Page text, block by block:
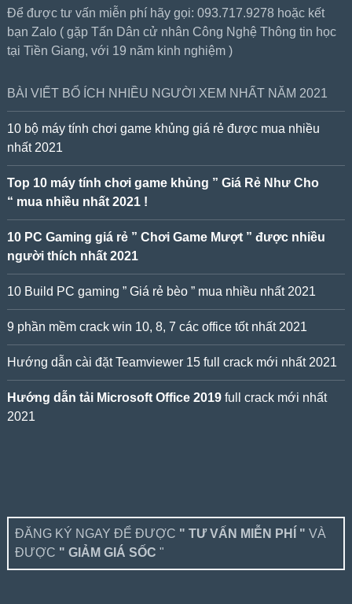
Để được tư vấn miễn phí hãy gọi: 093.717.9278 hoặc kết
bạn Zalo ( gặp Tấn Dân cử nhân Công Nghệ Thông tin học
tại Tiền Giang, với 19 năm kinh nghiệm )
BÀI VIẾT BỔ ÍCH NHIỀU NGƯỜI XEM NHẤT NĂM 2021
10 bộ máy tính chơi game khủng giá rẻ được mua nhiều
nhất 2021
Top 10 máy tính chơi game khủng ” Giá Rẻ Như Cho
“ mua nhiều nhất 2021 !
10 PC Gaming giá rẻ ” Chơi Game Mượt ” được nhiều
người thích nhất 2021
10 Build PC gaming ” Giá rẻ bèo ” mua nhiều nhất 2021
9 phần mềm crack win 10, 8, 7 các office tốt nhất 2021
Hướng dẫn cài đặt Teamviewer 15 full crack mới nhất 2021
Hướng dẫn tải Microsoft Office 2019full crack mới nhất
2021
ĐĂNG KÝ NGAY ĐỂ ĐƯỢC " TƯ VẤN MIỄN PHÍ " VÀ
ĐƯỢC " GIẢM GIÁ SỐC "